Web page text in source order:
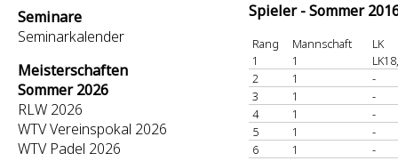
Seminare
Seminarkalender
Meisterschaften
Sommer 2026
RLW 2026
WTV Vereinspokal 2026
WTV Padel 2026
Spieler - Sommer
Rang Mannschaft
LK
1
1
2
1
-
3
1
-
4
1
-
5
1
-
6
1
-